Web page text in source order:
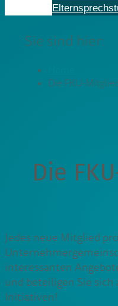
Sie sind hier:
Die FKU-
Die
Jedes neue Mitglied
interessanten
und beteiligen Sie
Initiativen!